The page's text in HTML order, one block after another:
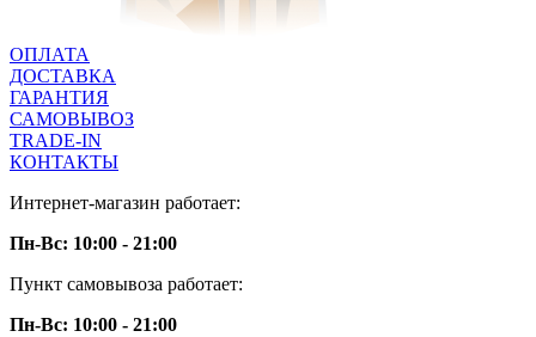
ОПЛАТА
ДОСТАВКА
ГАРАНТИЯ
САМОВЫВОЗ
TRADE-IN
КОНТАКТЫ
Интернет-магазин работает:
Пн-Вс: 10:00 - 21:00
Пункт самовывоза работает:
Пн-Вс: 10:00 - 21:00